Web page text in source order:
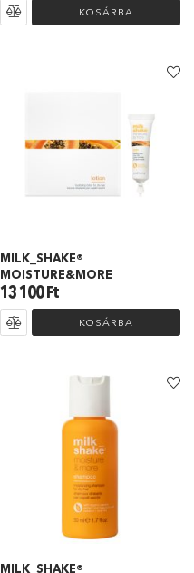
KOSÁRBA
MILK_SHAKE®
MOISTURE&MORE
SZERKEZETJAVÍTÓ
HIDRATALÓ KRÉM SZÁRAZ
HAJRA 6X12 ML
13 100Ft
KOSÁRBA
MILK_SHAKE®